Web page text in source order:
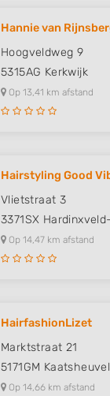
Hannie van
Hoogveldweg 9
5315AG Kerkwijk
Op 13,41 km afstand
Hairstyling Good
Vlietstraat 3
3371SX
Op 14,47 km afstand
HairfashionLizet
Marktstraat 21
5171GM Kaatsheuvel
Op 14,66 km afstand